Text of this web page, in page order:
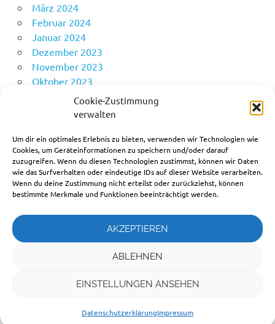
Cookie-Zustimmung
verwalten
Um dir ein optimales Erlebnis zu bieten, verwenden wir Technologien wie
Cookies, um Geräteinformationen zu speichern und/oder darauf
zuzugreifen. Wenn du diesen Technologien zustimmst, können wir Daten
wie das Surfverhalten oder eindeutige IDs auf dieser Website verarbeiten.
Wenn du deine Zustimmung nicht erteilst oder zurückziehst, können
bestimmte Merkmale und Funktionen beeinträchtigt werden.
AKZEPTIEREN
ABLEHNEN
EINSTELLUNGEN ANSEHEN
DatenschutzerklärungImpressum
März 2024
Februar 2024
Januar 2024
Dezember 2023
November 2023
Oktober 2023
April 2023
April 2022
Allgemein
Arbeitseinsatz
Dämmerschoppen
Kapellenverein